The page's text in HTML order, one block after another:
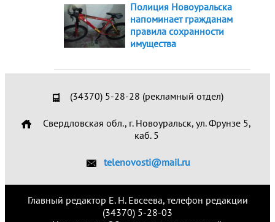
Полиция Новоуральска
напоминает гражданам
правила сохранности
имущества
(34370) 5-28-28 (рекламный отдел)
Свердловская обл., г. Новоуральск, ул. Фрунзе 5,
каб. 5
telenovosti@mail.ru
Главный редактор Е. Н. Евсеева, телефон редакции
(34370) 5-28-03